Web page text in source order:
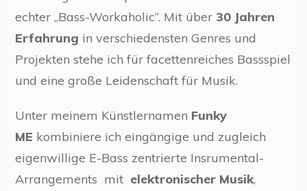
echter „Bass-Workaholic“. Mit über 30 Jahren
Erfahrung in verschiedensten Genres und
Projekten stehe ich für facettenreiches Bassspiel
und eine große Leidenschaft für Musik.
Unter meinem Künstlernamen Funky
ME kombiniere ich eingängige und zugleich
eigenwillige E-Bass zentrierte Insrumental-
Arrangements mit elektronischer Musik,